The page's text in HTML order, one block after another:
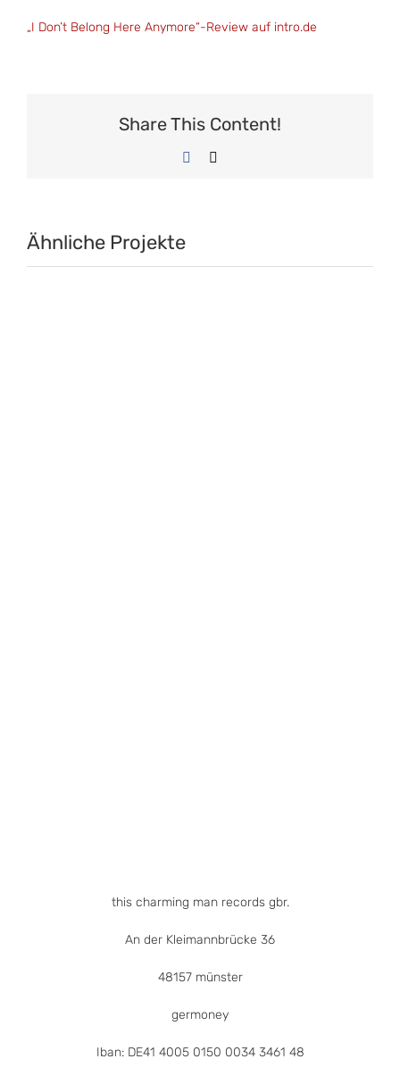
„I Don’t Belong Here Anymore“-Review auf intro.de
Share This Content!
Facebook
Ähnliche Projekte
this charming man records gbr.
An der Kleimannbrücke 36
48157 münster
germoney
Iban: DE41 4005 0150 0034 3461 48